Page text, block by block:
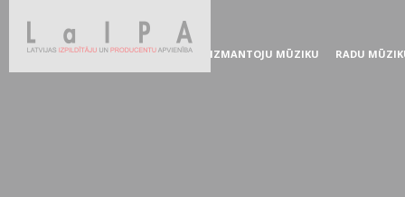
IZMANTOJU MŪZIKU RADU